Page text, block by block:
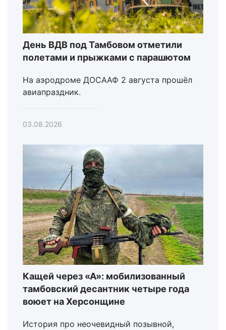
День ВДВ под Тамбовом отметили
полетами и прыжками с парашютом
На аэродроме ДОСААФ 2 августа прошёл
авиапраздник.
03.08.2026
Кащей через «А»: мобилизованный
тамбовский десантник четыре года
воюет на Херсонщине
История про неочевидный позывной,